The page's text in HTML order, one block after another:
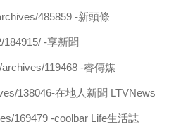
485859 -新頭條
184915/ -享新聞
119468 -睿傳媒
138046-在地人新聞 LTVNews
169479 -coolbar Life生活誌